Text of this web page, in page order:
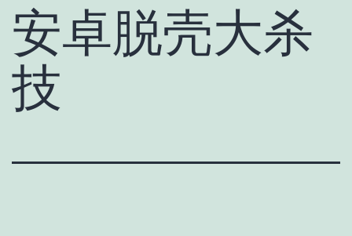
安卓脱壳大杀
技